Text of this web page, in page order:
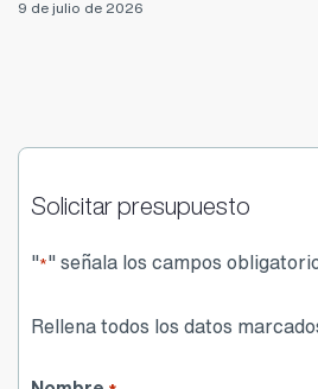
Solicitar presupuesto
" señala los campos obligatorios